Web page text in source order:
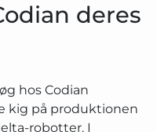
deres
hos Codian
kig på produktionen
robotter. I